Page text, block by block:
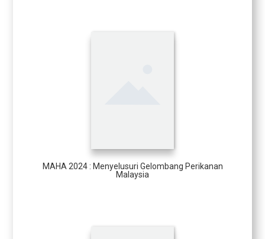
MAHA 2024 : Menyelusuri Gelombang Perikanan
Malaysia